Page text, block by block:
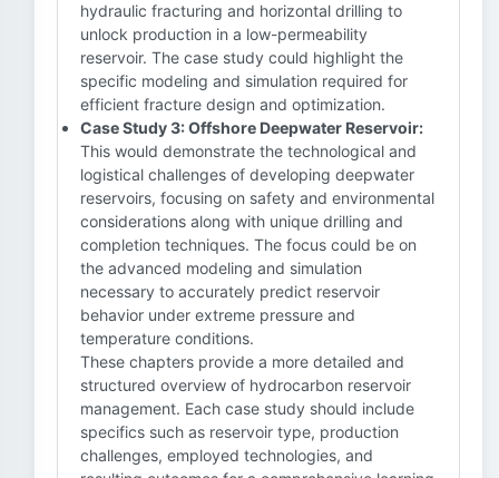
hydraulic fracturing and horizontal drilling to
unlock production in a low-permeability
reservoir. The case study could highlight the
specific modeling and simulation required for
efficient fracture design and optimization.
Case Study 3: Offshore Deepwater Reservoir:
This would demonstrate the technological and
logistical challenges of developing deepwater
reservoirs, focusing on safety and environmental
considerations along with unique drilling and
completion techniques. The focus could be on
the advanced modeling and simulation
necessary to accurately predict reservoir
behavior under extreme pressure and
temperature conditions.
These chapters provide a more detailed and
structured overview of hydrocarbon reservoir
management. Each case study should include
specifics such as reservoir type, production
challenges, employed technologies, and